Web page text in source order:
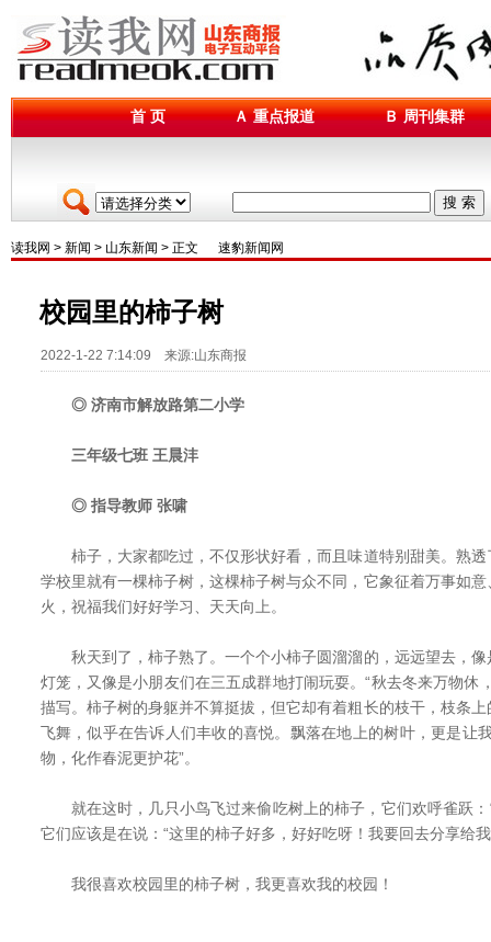
首 页 Ａ 重点报道 Ｂ 周刊集群
搜 索
读我网 > 新闻 > 山东新闻 > 正文 速豹新闻网
校园里的柿子树
2022-1-22 7:14:09 来源:山东商报
◎ 济南市解放路第二小学
三年级七班 王晨沣
◎ 指导教师 张啸
柿子，大家都吃过，不仅形状好看，而且味道特别甜美。熟透
学校里就有一棵柿子树，这棵柿子树与众不同，它象征着万事如
火，祝福我们好好学习、天天向上。
秋天到了，柿子熟了。一个个小柿子圆溜溜的，远远望去，像
灯笼，又像是小朋友们在三五成群地打闹玩耍。“秋去冬来万物休
描写。柿子树的身躯并不算挺拔，但它却有着粗长的枝干，枝条
飞舞，似乎在告诉人们丰收的喜悦。飘落在地上的树叶，更是让
物，化作春泥更护花”。
就在这时，几只小鸟飞过来偷吃树上的柿子，它们欢呼雀跃：
它们应该是在说：“这里的柿子好多，好好吃呀！我要回去分享给
我很喜欢校园里的柿子树，我更喜欢我的校园！